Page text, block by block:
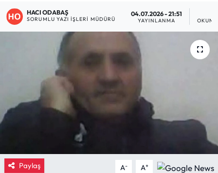
HACI ODABAŞ
SORUMLU YAZI İŞLERI MÜDÜRÜ
04.07.2026 - 21:51
YAYINLANMA
Paylaş A- A+
Dodurga Haberleri
Ekonomi
Güncel
İskilip Haberleri
Kargı Haberleri
Haber Arşivi